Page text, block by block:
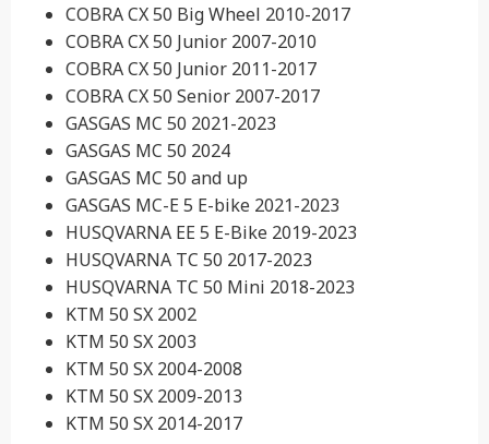
COBRA CX 50 Big Wheel 2010-2017
COBRA CX 50 Junior 2007-2010
COBRA CX 50 Junior 2011-2017
COBRA CX 50 Senior 2007-2017
GASGAS MC 50 2021-2023
GASGAS MC 50 2024
GASGAS MC 50 and up
GASGAS MC-E 5 E-bike 2021-2023
HUSQVARNA EE 5 E-Bike 2019-2023
HUSQVARNA TC 50 2017-2023
HUSQVARNA TC 50 Mini 2018-2023
KTM 50 SX 2002
KTM 50 SX 2003
KTM 50 SX 2004-2008
KTM 50 SX 2009-2013
KTM 50 SX 2014-2017